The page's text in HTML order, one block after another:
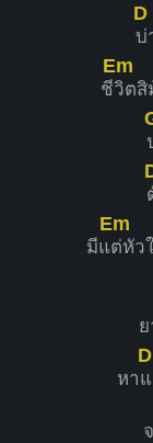
D
บ่
ชี
Em
วิตสิ
มีแ
Em
ต่หัว
หา
D